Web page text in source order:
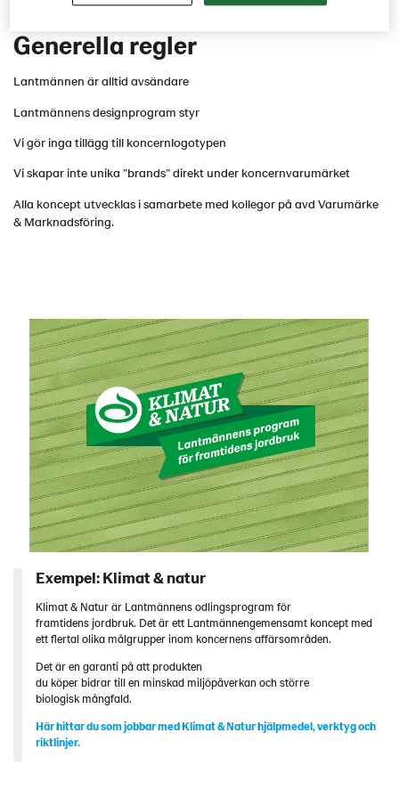
Generella regler
Lantmännen är alltid avsändare
Lantmännens designprogram styr
Vi gör inga tillägg till koncernlogotypen
Vi skapar inte unika ”brands” direkt under koncernvarumärket
Alla koncept utvecklas i samarbete med kollegor på avd Varumärke
& Marknadsföring.
Exempel: Klimat & natur
Klimat & Natur är Lantmännens odlingsprogram för
framtidens jordbruk. Det är ett Lantmännengemensamt koncept med
ett flertal olika målgrupper inom koncernens affärsområden.
Det är en garanti på att produkten
du köper bidrar till en minskad miljöpåverkan och större
biologisk mångfald.
Här hittar du som jobbar med Klimat & Natur hjälpmedel, verktyg och
riktlinjer.